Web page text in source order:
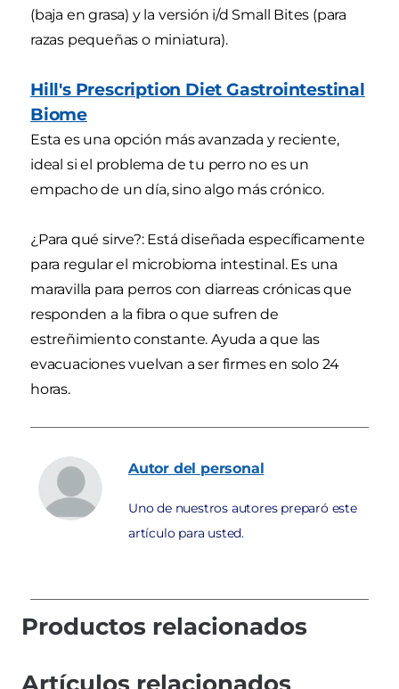
(baja en grasa) y la versión i/d Small Bites (para
razas pequeñas o miniatura).
Hill's Prescription Diet Gastrointestinal
Biome
Esta es una opción más avanzada y reciente,
ideal si el problema de tu perro no es un
empacho de un día, sino algo más crónico.
¿Para qué sirve?: Está diseñada específicamente
para regular el microbioma intestinal. Es una
maravilla para perros con diarreas crónicas que
responden a la fibra o que sufren de
estreñimiento constante. Ayuda a que las
evacuaciones vuelvan a ser firmes en solo 24
horas.
Autor del personal
Uno de nuestros autores preparó este
artículo para usted.
Productos relacionados